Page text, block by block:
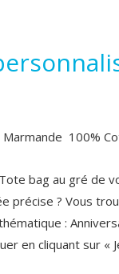
100%
bag au gré de
précise ? Vous
:
en cliquant sur «